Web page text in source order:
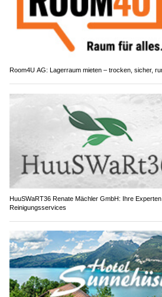
Room4U AG: Lagerraum mieten – trocken, sicher,
HuuSWaRT36 Renate Mächler GmbH: Ihre
Reinigungsservices